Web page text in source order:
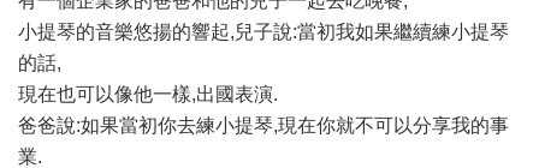
小提琴的音樂悠揚的響起,兒子說:當初我如果繼續練小提琴
的話,
現在也可以像他一樣,出國表演.
爸爸說:如果當初你去練小提琴,現在你就不可以分享我的事
業.